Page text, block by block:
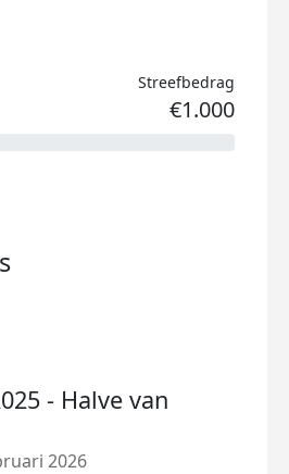
Streefbedrag
€1.000
- Halve van
2026